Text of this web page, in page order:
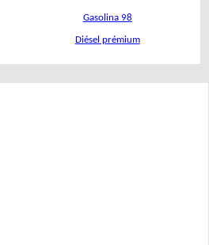
Gasolina 98
Diésel prémium